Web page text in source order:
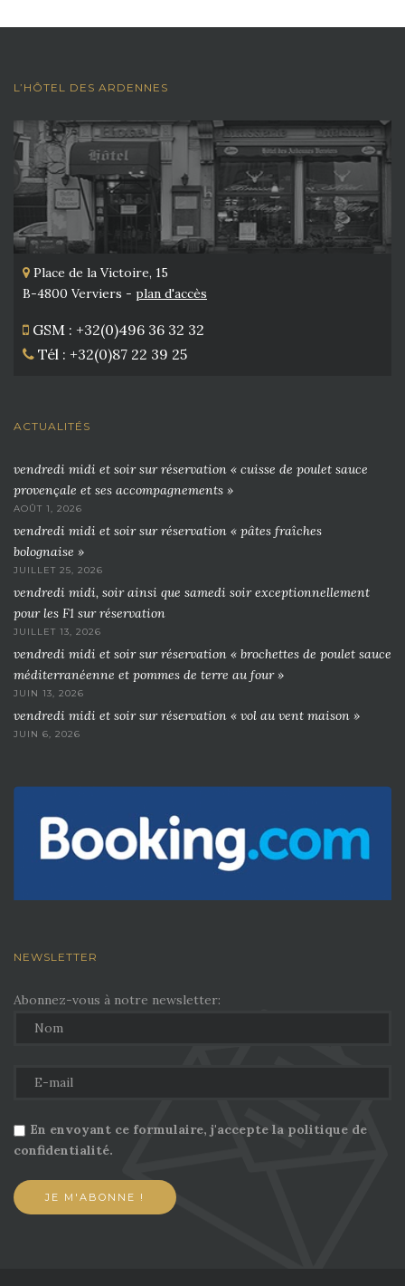
L’HÔTEL DES ARDENNES
Place de la Victoire, 15
B-4800 Verviers - plan d'accès
GSM : +32(0)496 36 32 32
Tél : +32(0)87 22 39 25
ACTUALITÉS
vendredi midi et soir sur réservation « cuisse de poulet sauce
provençale et ses accompagnements »
AOÛT 1, 2026
vendredi midi et soir sur réservation « pâtes fraîches
bolognaise »
JUILLET 25, 2026
vendredi midi, soir ainsi que samedi soir exceptionnellement
pour les F1 sur réservation
JUILLET 13, 2026
vendredi midi et soir sur réservation « brochettes de poulet sauce
méditerranéenne et pommes de terre au four »
JUIN 13, 2026
vendredi midi et soir sur réservation « vol au vent maison »
JUIN 6, 2026
NEWSLETTER
Abonnez-vous à notre newsletter:
En envoyant ce formulaire, j'accepte la politique de
confidentialité.